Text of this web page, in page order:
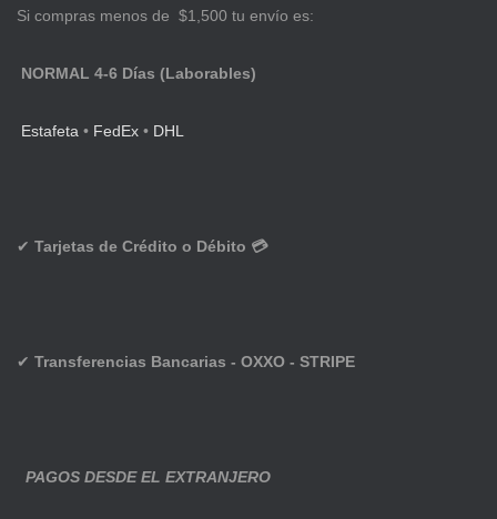
Si compras menos de $1,500 tu envío es:
NORMAL 4-6 Días (Laborables)
Estafeta • FedEx • DHL
✔ Tarjetas de Crédito o Débito 💳
✔ Transferencias Bancarias - OXXO - STRIPE
PAGOS DESDE EL EXTRANJERO